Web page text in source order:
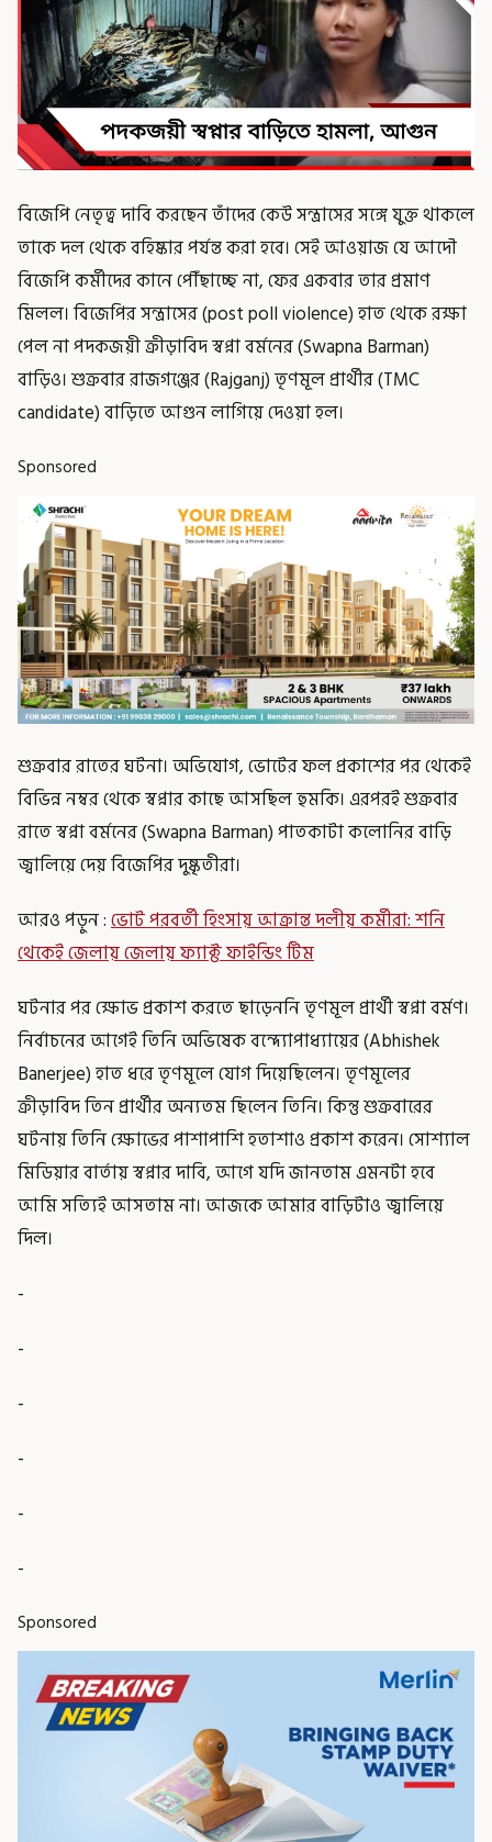
বিজেপি নেতৃত্ব দাবি করছেন তাঁদের কেউ সন্ত্রাসের সঙ্গে যুক্ত থাকলে
তাকে দল থেকে বহিষ্কার পর্যন্ত করা হবে। সেই আওয়াজ যে আদৌ
বিজেপি কর্মীদের কানে পৌঁছাচ্ছে না, ফের একবার তার প্রমাণ
মিলল। বিজেপির সন্ত্রাসের (post poll violence) হাত থেকে রক্ষা
পেল না পদকজয়ী ক্রীড়াবিদ স্বপ্না বর্মনের (Swapna Barman)
বাড়িও। শুক্রবার রাজগঞ্জের (Rajganj) তৃণমূল প্রার্থীর (TMC
candidate) বাড়িতে আগুন লাগিয়ে দেওয়া হল।
Sponsored
শুক্রবার রাতের ঘটনা। অভিযোগ, ভোটের ফল প্রকাশের পর থেকেই
বিভিন্ন নম্বর থেকে স্বপ্নার কাছে আসছিল হুমকি। এরপরই শুক্রবার
রাতে স্বপ্না বর্মনের (Swapna Barman) পাতকাটা কলোনির বাড়ি
জ্বালিয়ে দেয় বিজেপির দুষ্কৃতীরা।
আরও পড়ুন :ভোট পরবর্তী হিংসায় আক্রান্ত দলীয় কর্মীরা: শনি
থেকেই জেলায় জেলায় ফ্যাক্ট ফাইন্ডিং টিম
ঘটনার পর ক্ষোভ প্রকাশ করতে ছাড়েননি তৃণমূল প্রার্থী স্বপ্না বর্মণ।
নির্বাচনের আগেই তিনি অভিষেক বন্দ্যোপাধ্যায়ের (Abhishek
Banerjee) হাত ধরে তৃণমূলে যোগ দিয়েছিলেন। তৃণমূলের
ক্রীড়াবিদ তিন প্রার্থীর অন্যতম ছিলেন তিনি। কিন্তু শুক্রবারের
ঘটনায় তিনি ক্ষোভের পাশাপাশি হতাশাও প্রকাশ করেন। সোশ্যাল
মিডিয়ার বার্তায় স্বপ্নার দাবি, আগে যদি জানতাম এমনটা হবে
আমি সত্যিই আসতাম না। আজকে আমার বাড়িটাও জ্বালিয়ে
দিল।
-
-
-
-
-
-
Sponsored